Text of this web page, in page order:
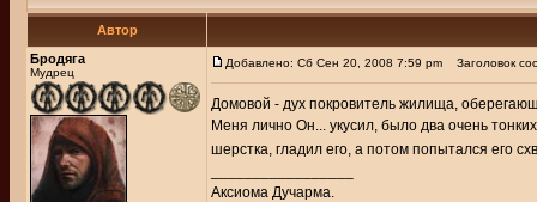
Автор
Бродяга
Мудрец
Добавлено: Сб Сен 20, 2008 7:59 pm Заголовок
Домовой - дух покровитель жилища,
Меня лично Он... укусил, было два очень
шерстка, гладил его, а потом попытался его
Аксиома Дучарма.